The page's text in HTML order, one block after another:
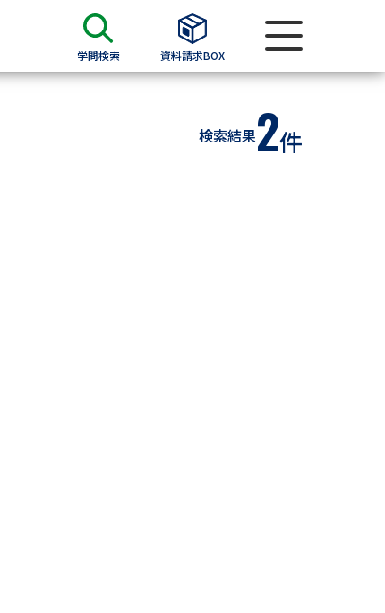
学問検索 資料請求BOX
検索結果2件